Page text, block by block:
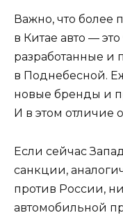
Важно, что
в Китае авто —
разработанные и
в Поднебесной.
новые бренды и
И в этом отличие
Если сейчас
санкции,
против России,
автомобильной